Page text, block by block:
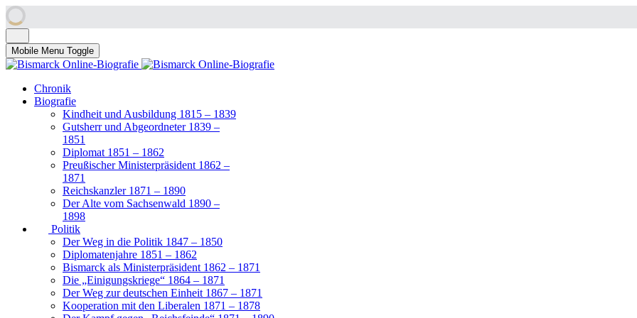
Mobile Menu Toggle
Chronik
Biografie
Kindheit und Ausbildung 1815 – 1839
Gutsherr und Abgeordneter 1839 –
1851
Diplomat 1851 – 1862
Preußischer Ministerpräsident 1862 –
1871
Reichskanzler 1871 – 1890
Der Alte vom Sachsenwald 1890 –
1898
Politik
Der Weg in die Politik 1847 – 1850
Diplomatenjahre 1851 – 1862
Bismarck als Ministerpräsident 1862 – 1871
Die „Einigungskriege“ 1864 – 1871
Der Weg zur deutschen Einheit 1867 – 1871
Kooperation mit den Liberalen 1871 – 1878